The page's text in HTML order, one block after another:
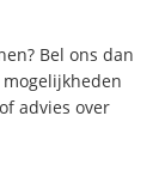
Bel ons dan
advies over